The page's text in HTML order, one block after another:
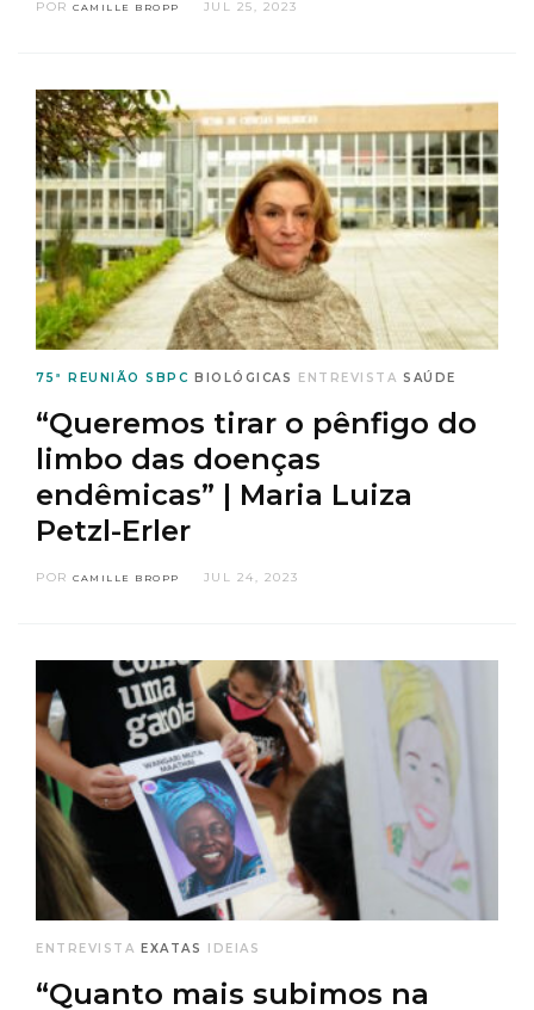
POR CAMILLE BROPP JUL 25, 2023
75ª REUNIÃO SBPC BIOLÓGICAS ENTREVISTA SAÚDE
“Queremos tirar o pênfigo do
limbo das doenças
endêmicas” | Maria Luiza
Petzl-Erler
POR CAMILLE BROPP JUL 24, 2023
ENTREVISTA EXATAS IDEIAS
“Quanto mais subimos na